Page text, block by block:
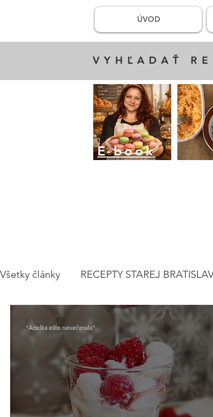
ÚVOD
VYHĽADAŤ
E-book
Všetky články RECEPTY STAREJ
POLIEVKY VEGETARIÁNSKE RECEPTY
ZAVÁRAME VIANOCE A SVIATKY
"Adelka ešte nevečerala"